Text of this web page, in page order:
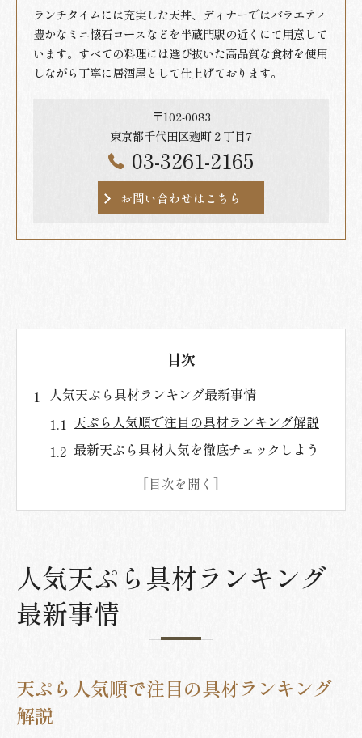
ランチタイムには充実した天丼、ディナーではバラエティ
豊かなミニ懐石コースなどを半蔵門駅の近くにて用意して
います。すべての料理には選び抜いた高品質な食材を使用
しながら丁寧に居酒屋として仕上げております。
〒102-0083
東京都千代田区麹町２丁目7
03-3261-2165
お問い合わせはこちら
目次
人気天ぷら具材ランキング最新事情
天ぷら人気順で注目の具材ランキング解説
最新天ぷら具材人気を徹底チェックしよう
天ぷら具材のトレンドとおすすめ理由
定番から変わり種まで天ぷら再発見
定番天ぷら具材と変わり種の魅力を探る
天ぷら具材ランキングから見る新定番登場
天ぷらで楽しむ定番と変わり種の選び方
人気天ぷら具材ランキング
最新事情
天ぷら人気順で注目の具材ランキング
解説